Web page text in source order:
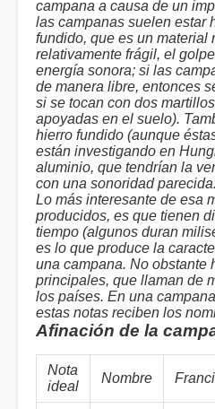
campana a causa de un
las campanas suelen estar
fundido, que es un material
relativamente frágil, el
energía sonora; si las
de manera libre, entonces
si se tocan con dos
apoyadas en el suelo).
hierro fundido (aunque
están investigando en
aluminio, que tendrían la
con una sonoridad parecida.
Lo más interesante de esa
producidos, es que tienen
tiempo (algunos duran
es lo que produce la
una campana. No obstante
principales, que llaman de
los países. En una
estas notas reciben los
Afinación de la
Nota
ideal
Nombre